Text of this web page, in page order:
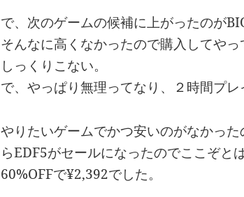
で、次のゲームの候補に上がったのが
そんなに高くなかったので購入してや
しっくりこない。
で、やっぱり無理ってなり、２時間プレ
やりたいゲームでかつ安いのがなかっ
らEDF5がセールになったのでここぞと
60%OFFで¥2,392でした。